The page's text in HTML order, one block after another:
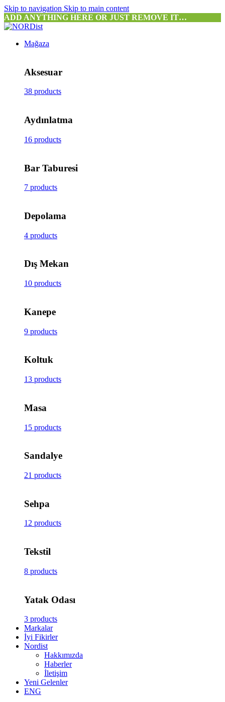
Skip to navigation Skip to main content
ADD ANYTHING HERE OR JUST REMOVE IT…
Mağaza
Aksesuar
38 products
Aydınlatma
16 products
Bar Taburesi
7 products
Depolama
4 products
Dış Mekan
10 products
Kanepe
9 products
Koltuk
13 products
Masa
15 products
Sandalye
21 products
Sehpa
12 products
Tekstil
8 products
Yatak Odası
3 products
Markalar
İyi Fikirler
Nordist
Hakkımızda
Haberler
İletişim
Yeni Gelenler
ENG